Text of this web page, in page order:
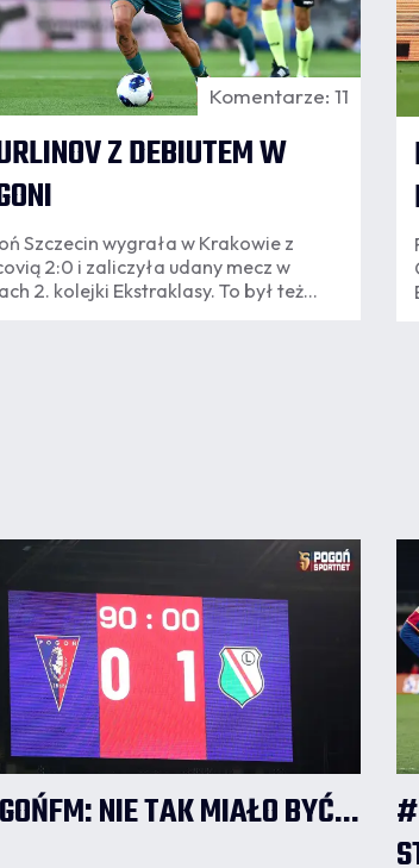
Komentarze: 11
Z DEBIUTEM W
Szczecin wygrała w Krakowie z
2:0 i zaliczyła udany mecz w
2. kolejki Ekstraklasy. To był też
NIE TAK MIAŁO BYĆ...